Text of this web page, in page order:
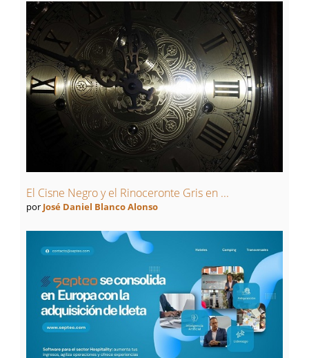
El Cisne Negro y el Rinoceronte Gris en ...
por José Daniel Blanco Alonso